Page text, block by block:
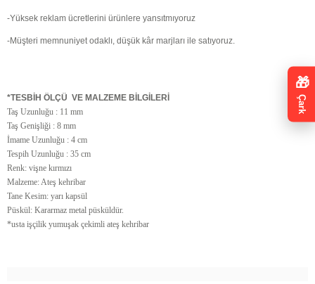
-Yüksek reklam ücretlerini ürünlere yansıtmıyoruz
-Müşteri memnuniyet odaklı, düşük kâr marjları ile satıyoruz.
*TESBİH ÖLÇÜ VE MALZEME BİLGİLERİ
Taş Uzunluğu : 11 mm
Taş Genişliği : 8 mm
İmame Uzunluğu : 4 cm
Tespih Uzunluğu : 35 cm
Renk: vişne kırmızı
Malzeme: Ateş kehribar
Tane Kesim: yarı kapsül
Püskül: Kararmaz metal püsküldür.
*usta işçilik yumuşak çekimli ateş kehribar
🎁
Çark